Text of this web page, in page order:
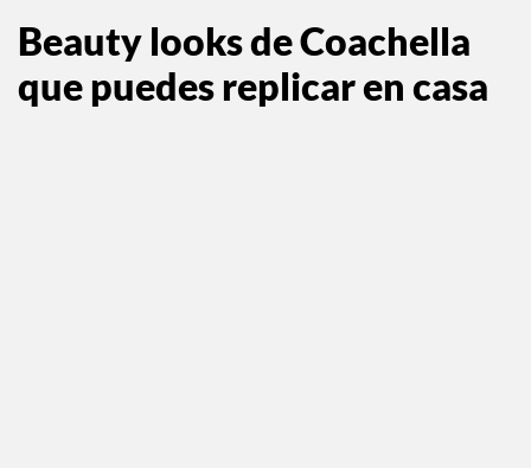
Beauty looks de Coachella
que puedes replicar en casa